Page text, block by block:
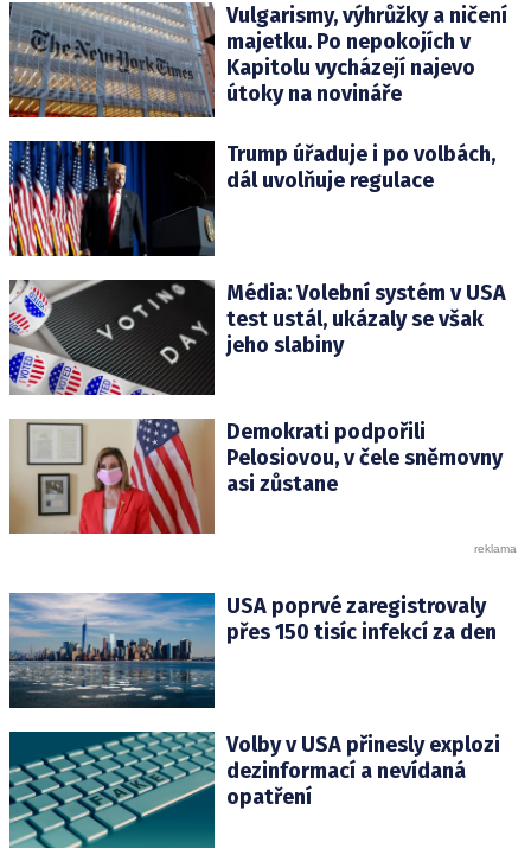
Vulgarismy, výhrůžky a ničení
majetku. Po nepokojích v
Kapitolu vycházejí najevo
útoky na novináře
Trump úřaduje i po volbách,
dál uvolňuje regulace
Média: Volební systém v USA
test ustál, ukázaly se však
jeho slabiny
Demokrati podpořili
Pelosiovou, v čele sněmovny
asi zůstane
USA poprvé zaregistrovaly
přes 150 tisíc infekcí za den
Volby v USA přinesly explozi
dezinformací a nevídaná
opatření